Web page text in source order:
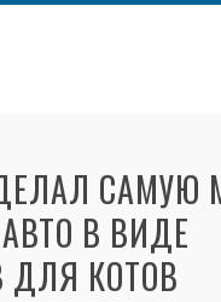
В ВИДЕ
КОТОВ